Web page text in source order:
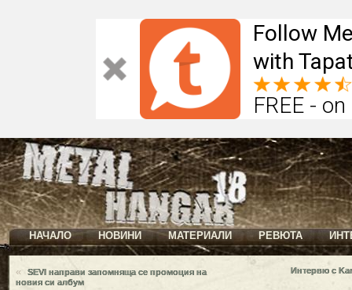
Follow
with
FREE -
НАЧАЛО НОВИНИ МАТЕРИАЛИ РЕВЮТА
«
SEVI направи запомняща се промоция на
новия си албум
Интервю с